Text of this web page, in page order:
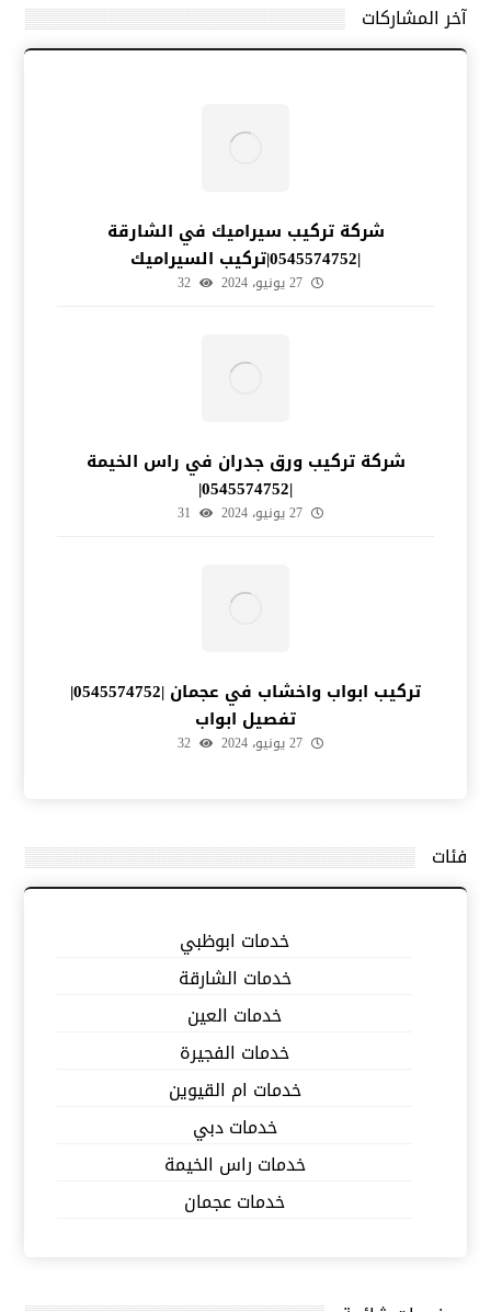
آخر المشاركات
شركة تركيب سيراميك في الشارقة
|0545574752|تركيب السيراميك
27 يونيو، 2024 32
شركة تركيب ورق جدران في راس الخيمة
|0545574752|
27 يونيو، 2024 31
تركيب ابواب واخشاب في عجمان |0545574752|
تفصيل ابواب
27 يونيو، 2024 32
فئات
خدمات ابوظبي
خدمات الشارقة
خدمات العين
خدمات الفجيرة
خدمات ام القيوين
خدمات دبي
خدمات راس الخيمة
خدمات عجمان